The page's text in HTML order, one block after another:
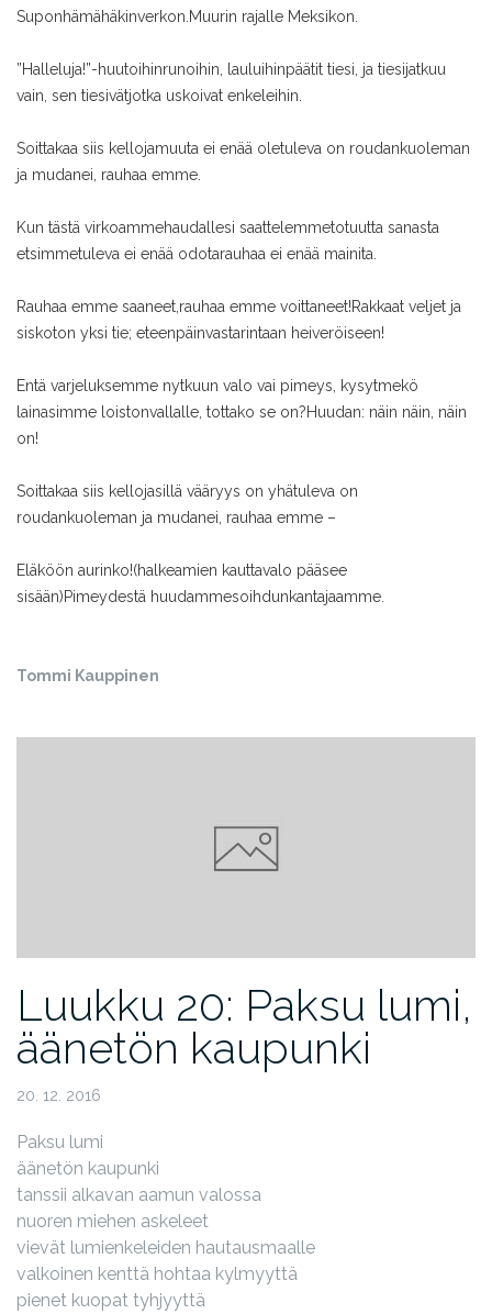
Suponhämähäkinverkon.Muurin rajalle Meksikon.
”Halleluja!”-huutoihinrunoihin, lauluihinpäätit tiesi, ja tiesijatkuu
vain, sen tiesivätjotka uskoivat enkeleihin.
Soittakaa siis kellojamuuta ei enää oletuleva on roudankuoleman
ja mudanei, rauhaa emme.
Kun tästä virkoammehaudallesi saattelemmetotuutta sanasta
etsimmetuleva ei enää odotarauhaa ei enää mainita.
Rauhaa emme saaneet,rauhaa emme voittaneet!Rakkaat veljet ja
siskoton yksi tie; eteenpäinvastarintaan heiveröiseen!
Entä varjeluksemme nytkuun valo vai pimeys, kysytmekö
lainasimme loistonvallalle, tottako se on?Huudan: näin näin, näin
on!
Soittakaa siis kellojasillä vääryys on yhätuleva on
roudankuoleman ja mudanei, rauhaa emme –
Eläköön aurinko!(halkeamien kauttavalo pääsee
sisään)Pimeydestä huudammesoihdunkantajaamme.
Tommi Kauppinen
Luukku 20: Paksu lumi,
äänetön kaupunki
20. 12. 2016
Paksu lumi
äänetön kaupunki
tanssii alkavan aamun valossa
nuoren miehen askeleet
vievät lumienkeleiden hautausmaalle
valkoinen kenttä hohtaa kylmyyttä
pienet kuopat tyhjyyttä